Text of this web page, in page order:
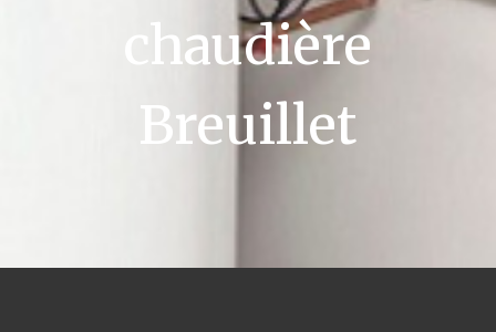
chaudière
Breuillet